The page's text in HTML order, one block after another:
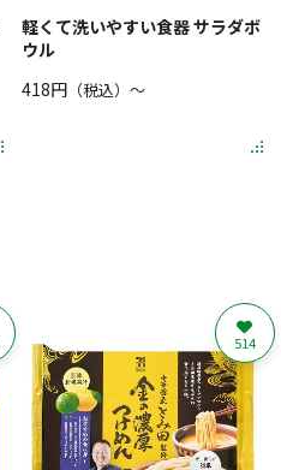
軽くて洗いやすい食器 サラダボ
ウル
418円（税込）〜
514